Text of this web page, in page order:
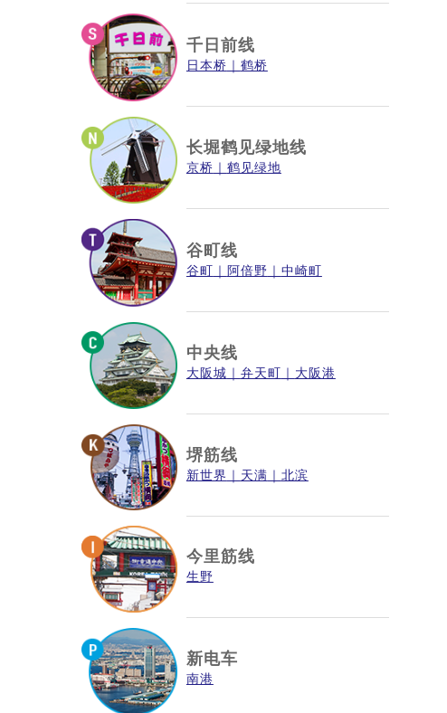
千日前线
日本桥 鹤桥
长堀鹤见绿地线
京桥 鹤见绿地
谷町线
谷町 阿倍野 中崎町
中央线
大阪城 弁天町 大阪港
堺筋线
新世界 天满 北滨
今里筋线
生野
新电车
南港